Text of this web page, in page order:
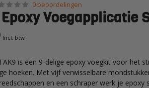
0 beoordelingen
Voegapplicatie
Incl. btw
is een 9-delige epoxy voegkit voor het
hoeken. Met vijf verwisselbare
en een schraper werk je epoxy